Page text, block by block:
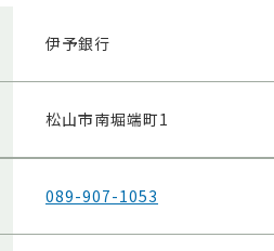
伊予銀行
松山市南堀端町1
089-907-1053